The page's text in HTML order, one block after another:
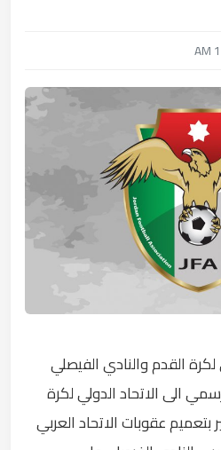
لكرة القدم والنادي الفيصلي
الى الاتحاد الدولي لكرة
بتعميم عقوبات الاتحاد العربي